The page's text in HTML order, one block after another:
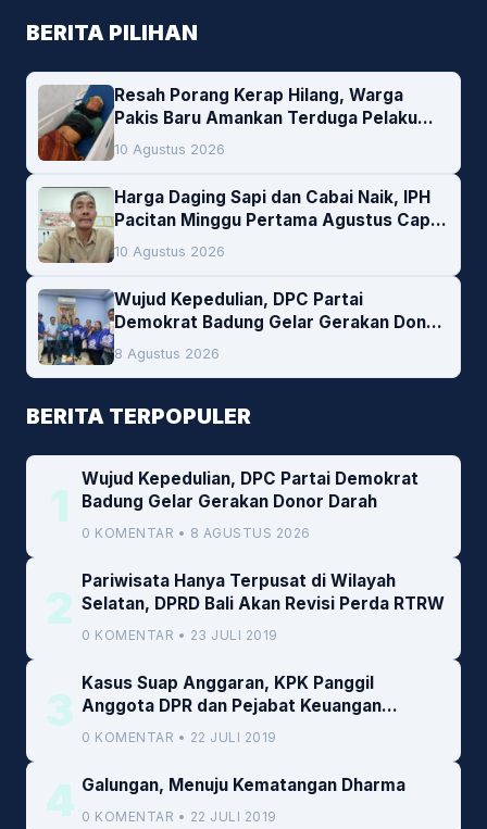
BERITA PILIHAN
Resah Porang Kerap Hilang, Warga
Pakis Baru Amankan Terduga Pelaku
Pencurian
10 Agustus 2026
Harga Daging Sapi dan Cabai Naik, IPH
Pacitan Minggu Pertama Agustus Capai
1,66 Persen. Ini Penjelasan Kabag Ayub
10 Agustus 2026
Wujud Kepedulian, DPC Partai
Demokrat Badung Gelar Gerakan Donor
Darah
8 Agustus 2026
BERITA TERPOPULER
1
Wujud Kepedulian, DPC Partai Demokrat
Badung Gelar Gerakan Donor Darah
0 KOMENTAR • 8 AGUSTUS 2026
2
Pariwisata Hanya Terpusat di Wilayah
Selatan, DPRD Bali Akan Revisi Perda RTRW
0 KOMENTAR • 23 JULI 2019
3
Kasus Suap Anggaran, KPK Panggil
Anggota DPR dan Pejabat Keuangan
Kemenkeu
0 KOMENTAR • 22 JULI 2019
4 Galungan, Menuju Kematangan Dharma
0 KOMENTAR • 22 JULI 2019